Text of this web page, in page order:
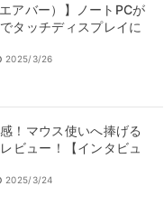
アバー）】ノートPCが
タッチディスプレイに
2025/3/26
！マウス使いへ捧げる
ビュー！【インタビュ
2025/3/24